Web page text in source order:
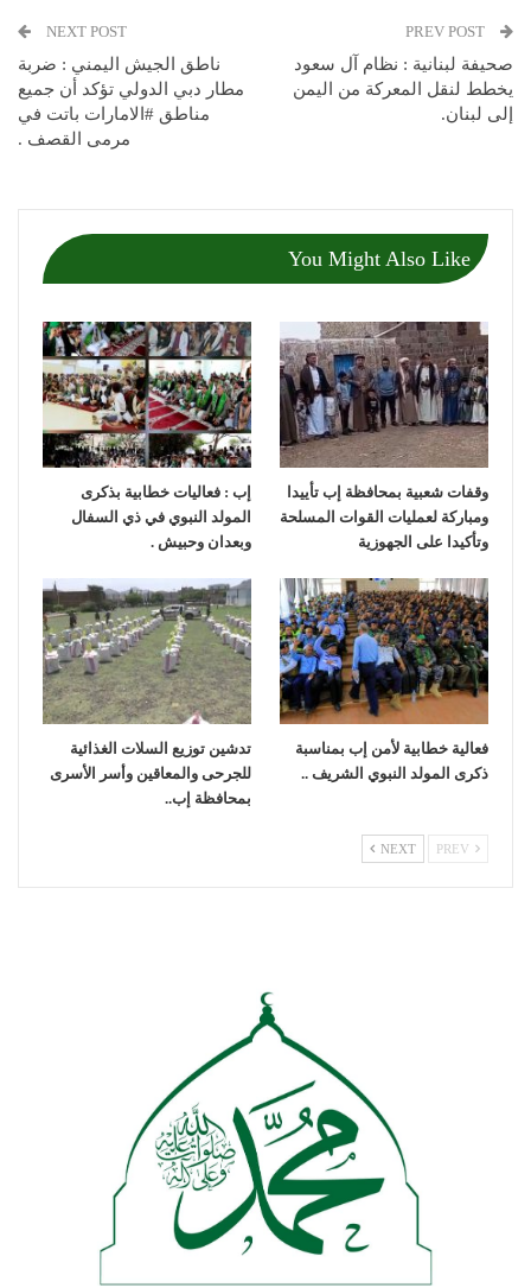
صحيفة لبنانية : نظام آل سعود
يخطط لنقل المعركة من اليمن
إلى لبنان.
NEXT POST
ناطق الجيش اليمني : ضربة
مطار دبي الدولي تؤكد أن جميع
مناطق #الامارات باتت في
مرمى القصف .
You Might Also Like
وقفات شعبية بمحافظة إب تأييدا
ومباركة لعمليات القوات المسلحة
وتأكيدا على الجهوزية
إب : فعاليات خطابية بذكرى
المولد النبوي في ذي السفال
وبعدان وحبيش .
فعالية خطابية لأمن إب بمناسبة
ذكرى المولد النبوي الشريف ..
تدشين توزيع السلات الغذائية
للجرحى والمعاقين وأسر الأسرى
بمحافظة إب..
NEXT